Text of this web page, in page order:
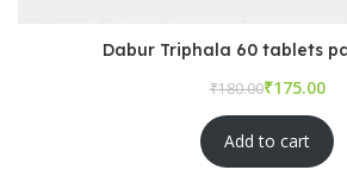
Dabur Triphala 60 tablets
₹
₹
Add to cart